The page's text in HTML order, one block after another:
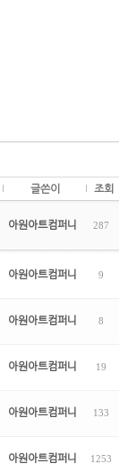
글쓴이 조회
아원아트컴퍼니 287
아원아트컴퍼니 9
아원아트컴퍼니 8
아원아트컴퍼니 19
아원아트컴퍼니 133
아원아트컴퍼니 1253